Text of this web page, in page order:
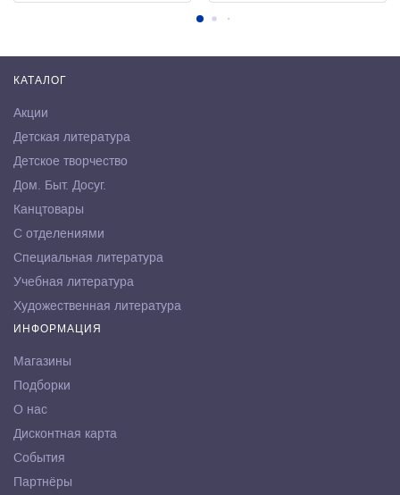
КАТАЛОГ
Акции
Детская литература
Детское творчество
Дом. Быт. Досуг.
Канцтовары
С отделениями
Специальная литература
Учебная литература
Художественная литература
ИНФОРМАЦИЯ
Магазины
Подборки
О нас
Дисконтная карта
События
Партнёры